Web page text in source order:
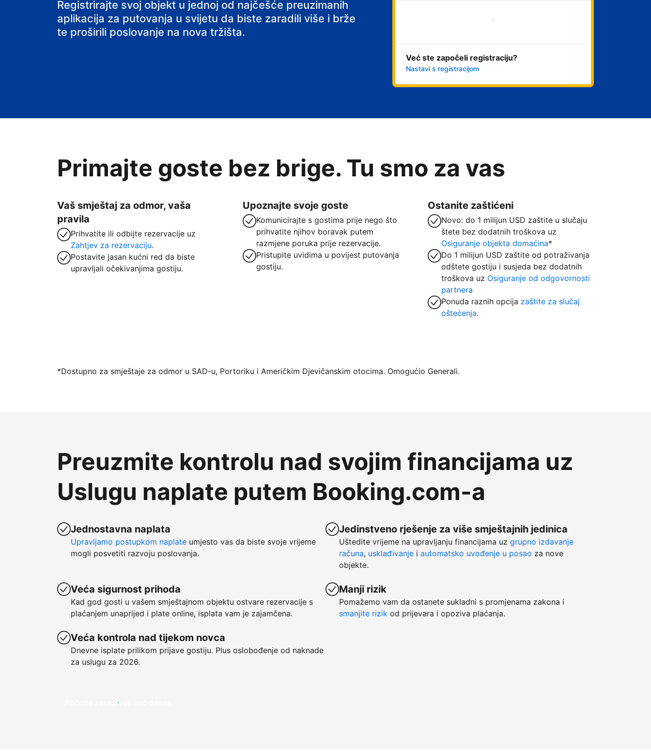
Registrirajte svoj objekt u jednoj od najčešće preuzimanih
aplikacija za putovanja u svijetu da biste zaradili više i brže
te proširili poslovanje na nova tržišta.
Započni odmah
Već ste započeli registraciju?
Nastavi s registracijom
Primajte goste bez brige. Tu smo za vas
Vaš smještaj za odmor, vaša
pravila
Prihvatite ili odbijte rezervacije uz
Zahtjev za rezervaciju.
Postavite jasan kućni red da biste
upravljali očekivanjima gostiju.
Upoznajte svoje goste
Komunicirajte s gostima prije nego što
prihvatite njihov boravak putem
razmjene poruka prije rezervacije.
Pristupite uvidima u povijest putovanja
gostiju.
Ostanite zaštićeni
Novo: do 1 milijun USD zaštite u slučaju
štete bez dodatnih troškova uz
Osiguranje objekta domaćina*
Do 1 milijun USD zaštite od potraživanja
odštete gostiju i susjeda bez dodatnih
troškova uz Osiguranje od odgovornosti
partnera
Ponuda raznih opcija zaštite za slučaj
oštećenja.
Počnite primati goste putem naše platforme već danas
*Dostupno za smještaje za odmor u SAD-u, Portoriku i Američkim Djevičanskim otocima. Omogućio Generali.
Preuzmite kontrolu nad svojim financijama uz
Uslugu naplate putem Booking.com-a
Jednostavna naplata
Upravljamo postupkom naplate umjesto vas da biste svoje vrijeme
mogli posvetiti razvoju poslovanja.
Veća sigurnost prihoda
Kad god gosti u vašem smještajnom objektu ostvare rezervacije s
plaćanjem unaprijed i plate online, isplata vam je zajamčena.
Veća kontrola nad tijekom novca
Dnevne isplate prilikom prijave gostiju. Plus oslobođenje od naknade
za uslugu za 2026.
Jedinstveno rješenje za više smještajnih jedinica
Uštedite vrijeme na upravljanju financijama uz grupno izdavanje
računa, usklađivanje i automatsko uvođenje u posao za nove
objekte.
Manji rizik
Pomažemo vam da ostanete sukladni s promjenama zakona i
smanjite rizik od prijevara i opoziva plaćanja.
Počnite zarađivati već ​​danas